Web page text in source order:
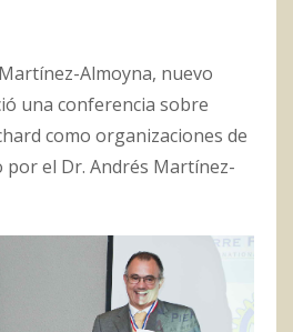
Almoyna, nuevo
una conferencia sobre
como organizaciones de
por el Dr. Andrés Martínez-